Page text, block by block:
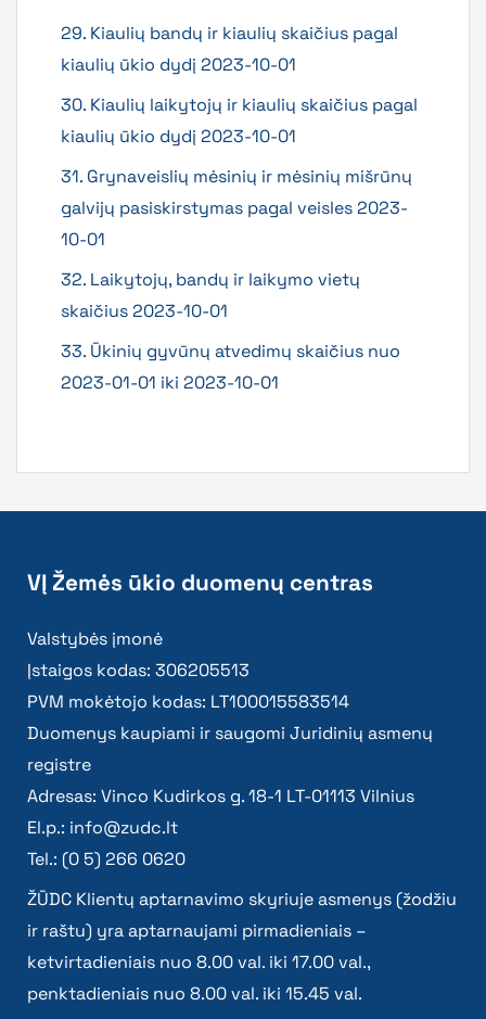
29. Kiaulių bandų ir kiaulių skaičius pagal
kiaulių ūkio dydį 2023-10-01
30. Kiaulių laikytojų ir kiaulių skaičius pagal
kiaulių ūkio dydį 2023-10-01
31. Grynaveislių mėsinių ir mėsinių mišrūnų
galvijų pasiskirstymas pagal veisles 2023-
10-01
32. Laikytojų, bandų ir laikymo vietų
skaičius 2023-10-01
33. Ūkinių gyvūnų atvedimų skaičius nuo
2023-01-01 iki 2023-10-01
VĮ Žemės ūkio duomenų centras
Valstybės įmonė
Įstaigos kodas: 306205513
PVM mokėtojo kodas: LT100015583514
Duomenys kaupiami ir saugomi Juridinių asmenų
registre
Adresas: Vinco Kudirkos g. 18-1 LT-01113 Vilnius
El.p.: info@zudc.lt
Tel.: (0 5) 266 0620
ŽŪDC Klientų aptarnavimo skyriuje asmenys (žodžiu
ir raštu) yra aptarnaujami pirmadieniais –
ketvirtadieniais nuo 8.00 val. iki 17.00 val.,
penktadieniais nuo 8.00 val. iki 15.45 val.